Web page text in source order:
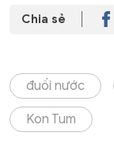
Chia sẻ
đuối nước
Kon Tum